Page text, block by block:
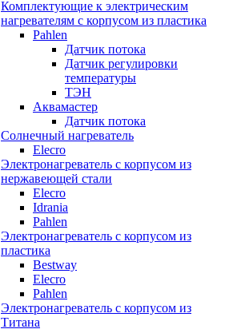
Комплектующие к электрическим
нагревателям с корпусом из пластика
Pahlen
Датчик потока
Датчик регулировки
температуры
ТЭН
Аквамастер
Датчик потока
Солнечный нагреватель
Elecro
Электронагреватель с корпусом из
нержавеющей стали
Elecro
Idrania
Pahlen
Электронагреватель с корпусом из
пластика
Bestway
Elecro
Pahlen
Электронагреватель с корпусом из
Титана